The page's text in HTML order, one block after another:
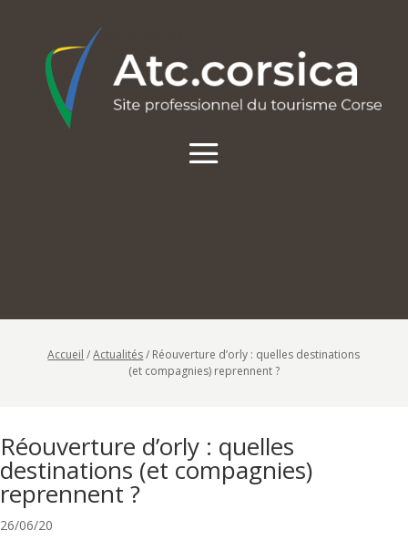
Accueil /Actualités/ Réouverture d’orly : quelles destinations
(et compagnies) reprennent ?
Réouverture d’orly : quelles
destinations (et compagnies)
reprennent ?
26/06/20